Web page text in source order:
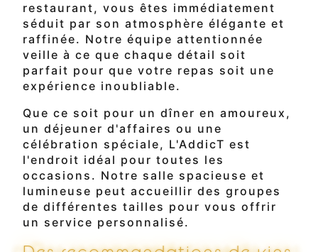
restaurant, vous êtes immédiatement
séduit par son atmosphère élégante et
raffinée. Notre équipe attentionnée
veille à ce que chaque détail soit
parfait pour que votre repas soit une
expérience inoubliable.
Que ce soit pour un dîner en amoureux,
un déjeuner d'affaires ou une
célébration spéciale, L'AddicT est
l'endroit idéal pour toutes les
occasions. Notre salle spacieuse et
lumineuse peut accueillir des groupes
de différentes tailles pour vous offrir
un service personnalisé.